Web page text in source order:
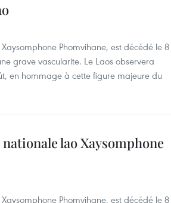
Phomvihane, est décédé le 8
grave vascularite. Le Laos observera
en hommage à cette figure majeure du
lao Xaysomphone
Phomvihane, est décédé le 8